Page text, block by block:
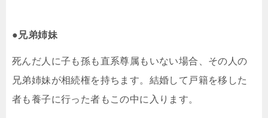
●兄弟姉妹
死んだ人に子も孫も直系尊属もいない場合、その人の
兄弟姉妹が相続権を持ちます。結婚して戸籍を移した
者も養子に行った者もこの中に入ります。